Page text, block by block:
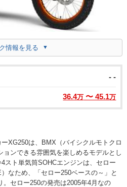
情報を見る
- -
36.4万 〜 45.1万
XG250は、BMX（バイシクルモトクロ
ョンできる雰囲気を楽しめるモデルとし
スト単気筒SOHCエンジンは、セロー
なため、「セロー250ベースの～」と
セロー250の発売は2005年4月なの